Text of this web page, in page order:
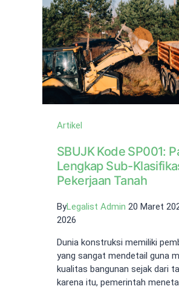
PKP
Artikel
SBUJK Kode SP001:
Lengkap Sub-
Pekerjaan Tanah
ByLegalist Admin 20 Maret
2026
Dunia konstruksi memiliki
yang sangat mendetail guna
kualitas bangunan sejak dari
karena itu, pemerintah